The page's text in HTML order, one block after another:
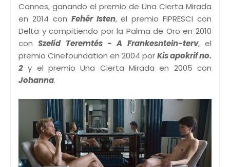
Cannes, ganando el premio de Una Cierta Mirada
en 2014 con Fehér Isten, el premio FIPRESCI con
Delta y compitiendo por la Palma de Oro en 2010
conSzelíd Teremtés - A Frankesntein-terv, el
premio Cinefoundation en 2004 porKis apokrif no.
2 y el premio Una Cierta Mirada en 2005 con
Johanna.